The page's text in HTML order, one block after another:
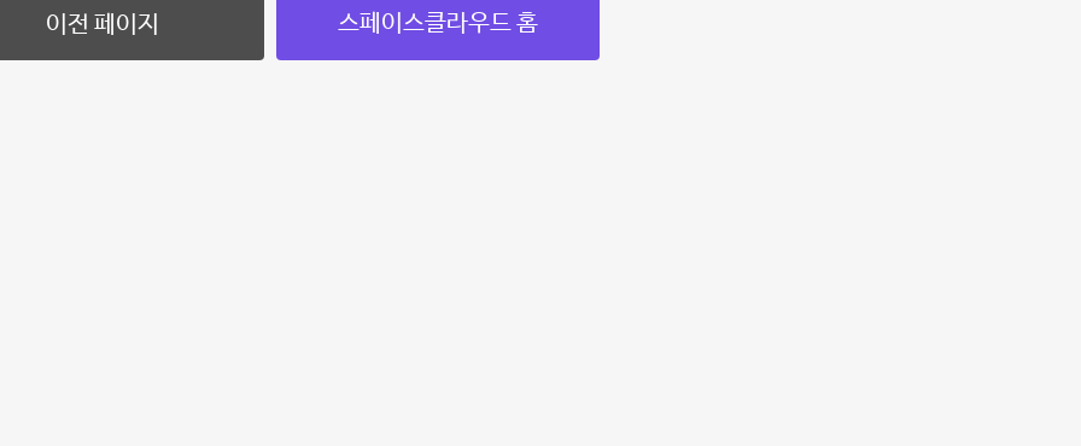
이전 페이지 스페이스클라우드 홈